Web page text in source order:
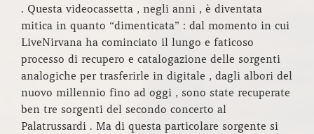
. Questa videocassetta , negli anni , è diventata
mitica in quanto “dimenticata” : dal momento in cui
LiveNirvana ha cominciato il lungo e faticoso
processo di recupero e catalogazione delle sorgenti
analogiche per trasferirle in digitale , dagli albori del
nuovo millennio fino ad oggi , sono state recuperate
ben tre sorgenti del secondo concerto al
Palatrussardi . Ma di questa particolare sorgente si